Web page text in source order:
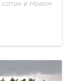
соток в Новом